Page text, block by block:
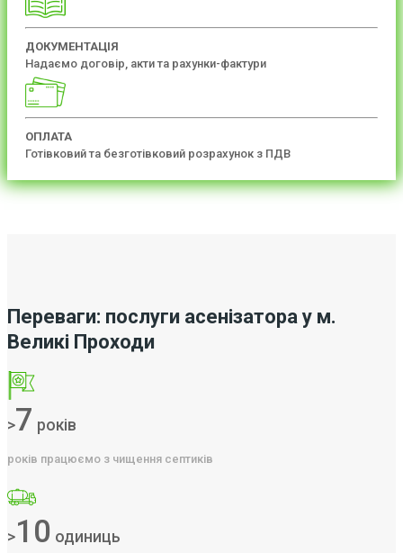
ДОКУМЕНТАЦІЯ
Надаємо договір, акти та рахунки-фактури
ОПЛАТА
Готівковий та безготівковий розрахунок з ПДВ
Переваги: послуги асенізатора у м.
Великі Проходи
>7 років
років працюємо з чищення септиків
>10 одиниць